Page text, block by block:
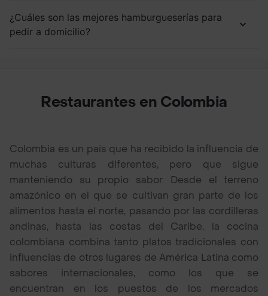
¿Cuáles son las mejores hamburgueserías para
pedir a domicilio?
Restaurantes en Colombia
Colombia es un país que ha recibido la influencia de
muchas culturas diferentes, pero que sigue
manteniendo su propio sabor. Desde el terreno
amazónico en el que se cultivan gran parte de los
alimentos hasta el norte, pasando por las cordilleras
andinas, hasta las costas del Caribe, la cocina
colombiana combina tanto platos tradicionales con
influencias de otros lugares de América Latina como
sabores internacionales, como los que se
encuentran en los puestos de los mercados